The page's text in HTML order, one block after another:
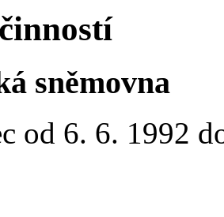
sněmovna
od 6. 6. 1992